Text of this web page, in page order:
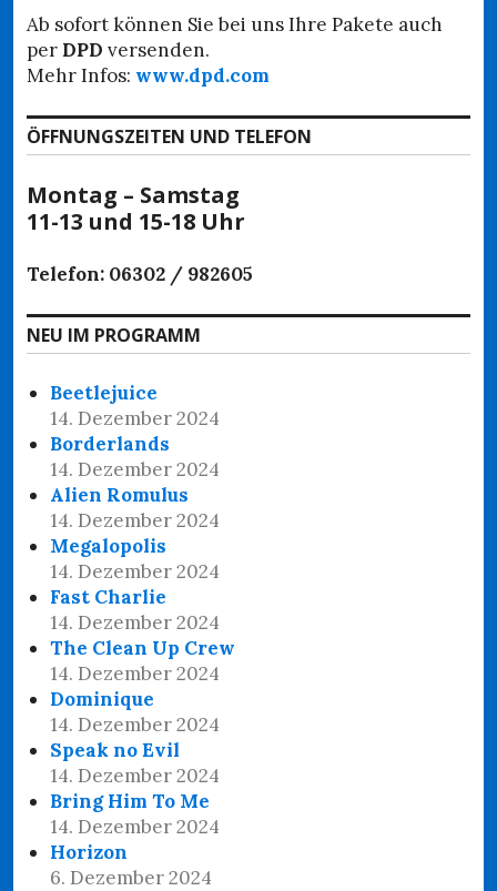
Ab sofort können Sie bei uns Ihre Pakete auch
per DPD versenden.
Mehr Infos: www.dpd.com
ÖFFNUNGSZEITEN UND TELEFON
Montag – Samstag
11-13 und 15-18 Uhr
Telefon: 06302 / 982605
NEU IM PROGRAMM
Beetlejuice
14. Dezember 2024
Borderlands
14. Dezember 2024
Alien Romulus
14. Dezember 2024
Megalopolis
14. Dezember 2024
Fast Charlie
14. Dezember 2024
The Clean Up Crew
14. Dezember 2024
Dominique
14. Dezember 2024
Speak no Evil
14. Dezember 2024
Bring Him To Me
14. Dezember 2024
Horizon
6. Dezember 2024